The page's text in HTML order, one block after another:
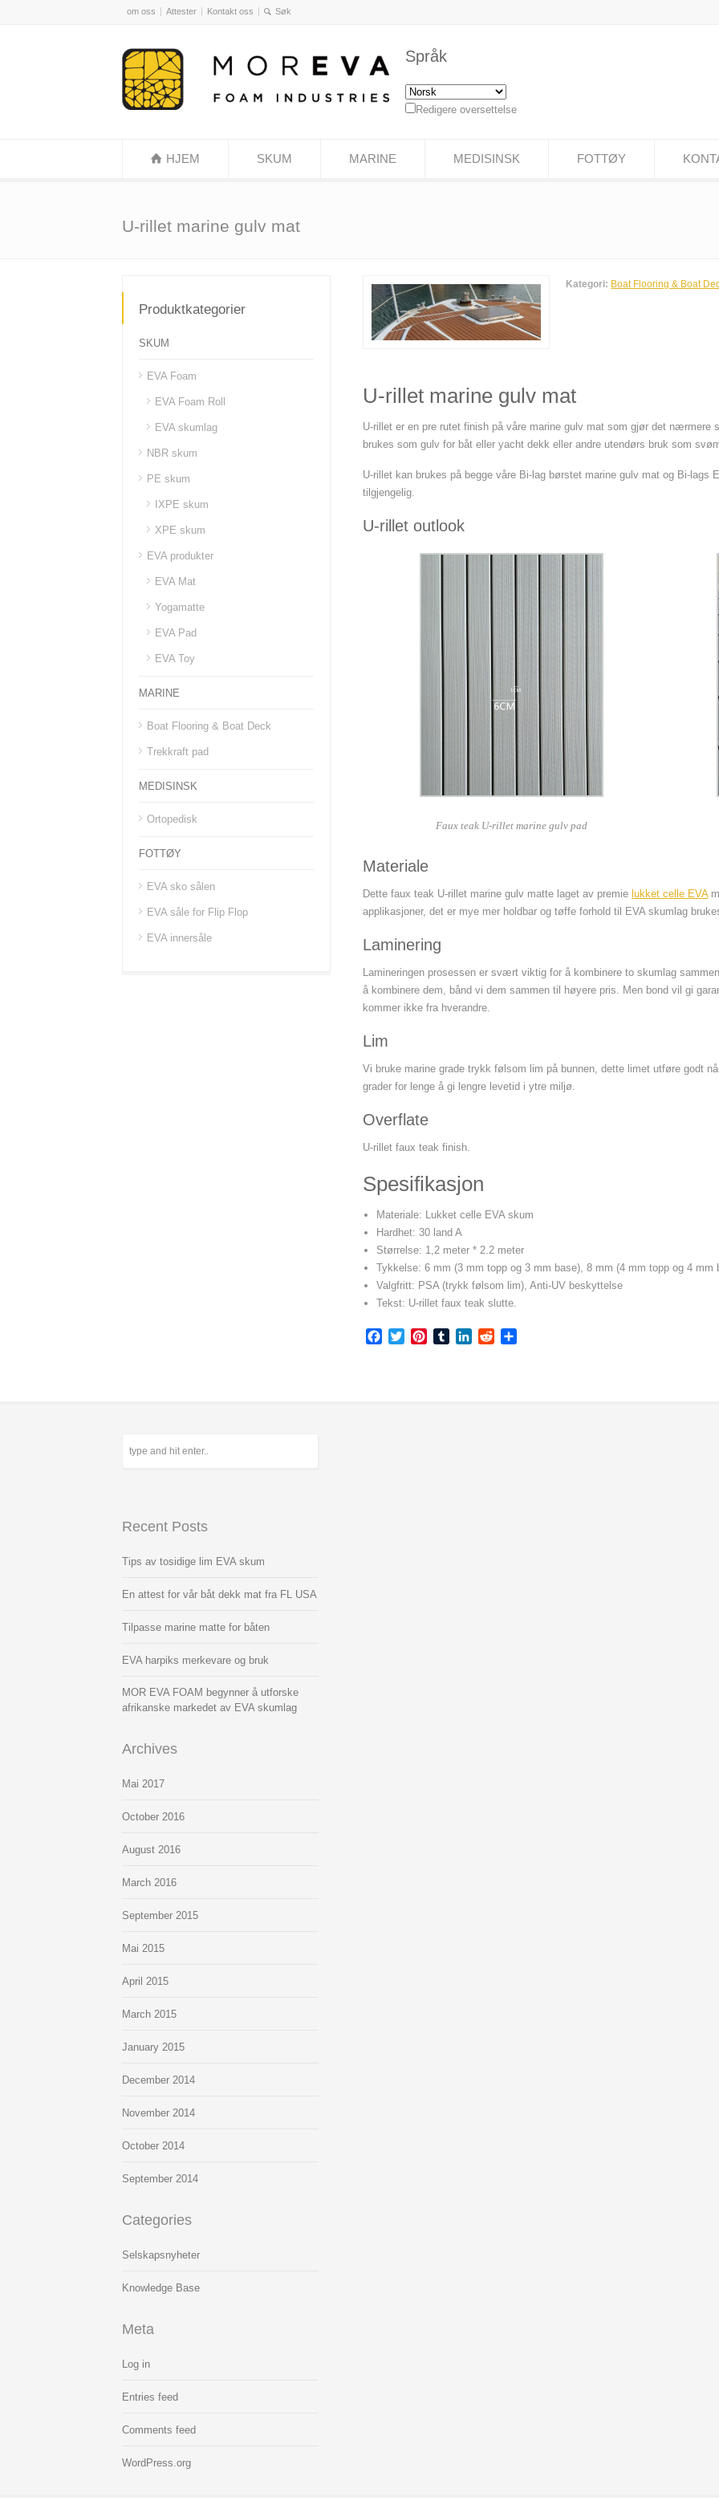
om oss Attester Kontakt oss
Språk
Redigere oversettelse
HJEM SKUM MARINE MEDISINSK FOTTØY
U-rillet marine gulv mat
Kategori: Boat Flooring & Boat
U-rillet marine gulv mat
U-rillet er en pre rutet finish på våre marine gulv mat som gjør det nærmere
brukes som gulv for båt eller yacht dekk eller andre utendørs bruk som
U-rillet kan brukes på begge våre Bi-lag børstet marine gulv mat og Bi-lags
tilgjengelig.
U-rillet outlook
Faux teak U-rillet marine gulv pad
Materiale
Dette faux teak U-rillet marine gulv matte laget av premie lukket celle EVA
applikasjoner, det er mye mer holdbar og tøffe forhold til EVA skumlag
Laminering
Lamineringen prosessen er svært viktig for å kombinere to skumlag
å kombinere dem, bånd vi dem sammen til høyere pris. Men bond vil gi
kommer ikke fra hverandre.
Lim
Vi bruke marine grade trykk følsom lim på bunnen, dette limet utføre godt
grader for lenge å gi lengre levetid i ytre miljø.
Overflate
U-rillet faux teak finish.
Spesifikasjon
Materiale: Lukket celle EVA skum
Hardhet: 30 land A
Størrelse: 1,2 meter * 2.2 meter
Tykkelse: 6 mm (3 mm topp og 3 mm base), 8 mm (4 mm topp og 4 mm
Valgfritt: PSA (trykk følsom lim), Anti-UV beskyttelse
Tekst: U-rillet faux teak slutte.
Facebook
TwitterPinterestTumblrLinkedInReddit
Produktkategorier
SKUM
EVA Foam
EVA Foam Roll
EVA skumlag
NBR skum
PE skum
IXPE skum
XPE skum
EVA produkter
EVA Mat
Yogamatte
EVA Pad
EVA Toy
MARINE
Boat Flooring & Boat Deck
Trekkraft pad
MEDISINSK
Ortopedisk
FOTTØY
EVA sko sålen
EVA såle for Flip Flop
EVA innersåle
Recent Posts
Tips av tosidige lim EVA skum
En attest for vår båt dekk mat fra FL USA
Tilpasse marine matte for båten
EVA harpiks merkevare og bruk
MOR EVA FOAM begynner å utforske
afrikanske markedet av EVA skumlag
Archives
Mai 2017
October 2016
August 2016
March 2016
September 2015
Mai 2015
April 2015
March 2015
January 2015
December 2014
November 2014
October 2014
September 2014
Categories
Selskapsnyheter
Knowledge Base
Meta
Log in
Entries feed
Comments feed
WordPress.org